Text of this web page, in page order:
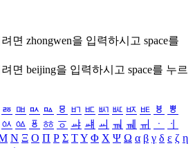
면 zhongwen을 입력하시고 space를
면 beijing을 입력하시고 space를 누르
ㅭ ㅮ ㅯ ㅰ ㅱ ㅲ ㅳ ㅴ ㅵ ㅶ ㅷ ㅸ
ㅹ
ㆂ ㆃ ㆄ ㆅ ㆆ ㆇ ㆈ ㆉ ㆊ ㆋ ㆌ ㆍ
ㆎ
Ν Ξ Ο Π Ρ Σ ΤΥ Φ Χ Ψ Ω α β γ δ ε ζ η